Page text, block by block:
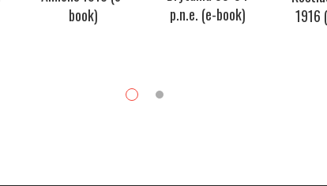
book)
p.n.e. (e-book)
1916